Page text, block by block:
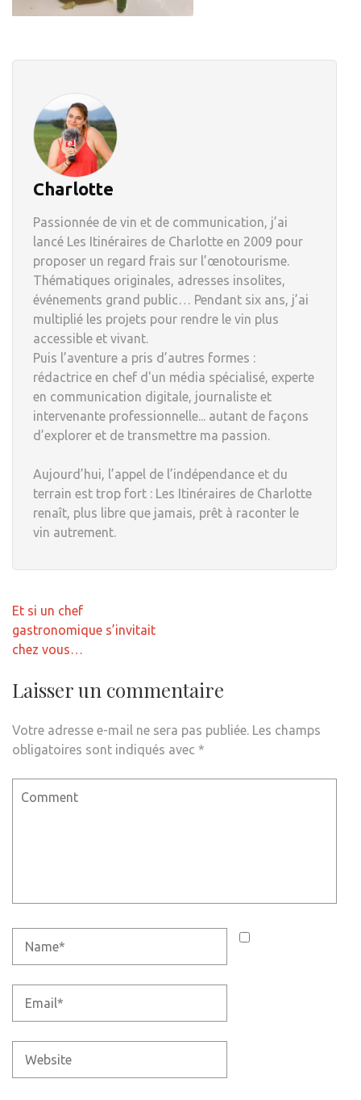
Charlotte
Passionnée de vin et de communication, j’ai
lancé Les Itinéraires de Charlotte en 2009 pour
proposer un regard frais sur l’œnotourisme.
Thématiques originales, adresses insolites,
événements grand public… Pendant six ans, j’ai
multiplié les projets pour rendre le vin plus
accessible et vivant.
Puis l’aventure a pris d’autres formes :
rédactrice en chef d'un média spécialisé, experte
en communication digitale, journaliste et
intervenante professionnelle... autant de façons
d’explorer et de transmettre ma passion.
Aujourd’hui, l’appel de l’indépendance et du
terrain est trop fort : Les Itinéraires de Charlotte
renaît, plus libre que jamais, prêt à raconter le
vin autrement.
Navigation
de
l’article
Et si un chef
gastronomique s’invitait
chez vous…
Laisser un commentaire
Votre adresse e-mail ne sera pas publiée. Les champs
obligatoires sont indiqués avec *